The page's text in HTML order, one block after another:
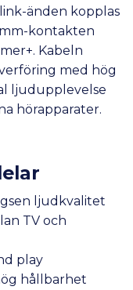
änden kopplas
kontakten
Kabeln
med hög
ljudupplevelse
hörapparater.
ljudkvalitet
TV och
play
hållbarhet